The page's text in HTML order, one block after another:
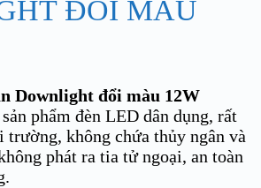
ĐỔI MÀU
Downlight đổi màu 12W
phẩm đèn LED dân dụng, rất
không chứa thủy ngân và
phát ra tia tử ngoại, an toàn